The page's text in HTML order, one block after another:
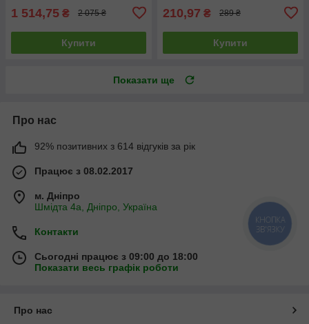
1 514,75 ₴ 2 075 ₴
Купити
210,97 ₴ 289 ₴
Купити
Показати ще
Про нас
92% позитивних з 614 відгуків за рік
Працює з 08.02.2017
м. Дніпро
Шмідта 4а, Дніпро, Україна
Контакти
Сьогодні працює з 09:00 до 18:00
Показати весь графік роботи
Про нас
ЗВ'ЯЗКУ